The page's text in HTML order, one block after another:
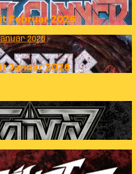
Februar 2026
2026
Januar 2026